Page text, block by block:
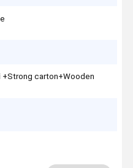
+Strong carton+Wooden